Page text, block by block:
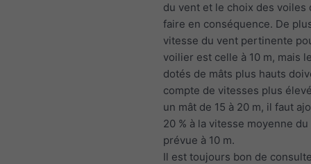
du vent et le choix des voiles
faire en conséquence. De
vitesse du vent pertinente
voilier est celle à 10 m, mais
dotés de mâts plus hauts
compte de vitesses plus
un mât de 15 à 20 m, il faut
20 % à la vitesse moyenne
prévue à 10 m.
Il est toujours bon de